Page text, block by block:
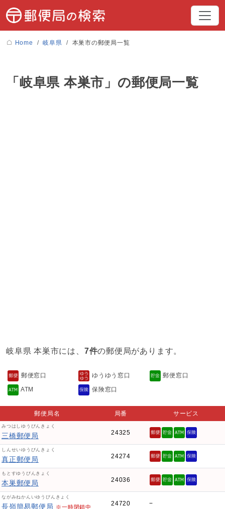
Home 岐阜県 本巣市の郵便局一覧
「岐阜県 本巣市」の郵便局一覧
岐阜県 本巣市には、 7件の郵便局があります。
郵便窓口 ゆうゆう窓口
郵便窓口
ATM
保険窓口
郵便局名 局番 サービス
みつはしゆうびんきょく
三橋郵便局 24325
しんせいゆうびんきょく
真正郵便局 24274
もとすゆうびんきょく
本巣郵便局 24036
ながみねかんいゆうびんきょく
長嶺簡易郵便局 ※一時閉鎖中 24720 −